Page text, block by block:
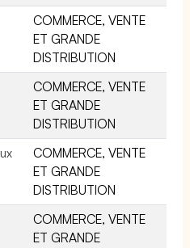
COMMERCE, VENTE
ET GRANDE
DISTRIBUTION
COMMERCE, VENTE
ET GRANDE
DISTRIBUTION
COMMERCE, VENTE
ET GRANDE
DISTRIBUTION
COMMERCE, VENTE
ET GRANDE